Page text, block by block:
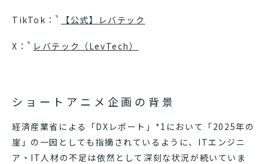
TikTok： 【公式】レバテック
X： レバテック（LevTech）
ショートアニメ企画の背景
経済産業省による「DXレポート」*1において「2025年の
崖」の一因としても指摘されているように、ITエンジニ
ア・IT人材の不足は依然として深刻な状況が続いていま